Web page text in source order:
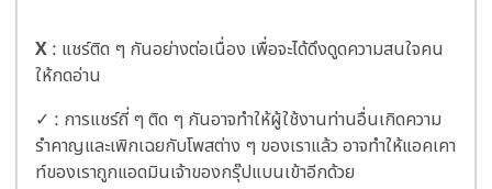
X : แชร์ติด ๆ กันอย่างต่อเนื่อง เพื่อจะได้ดึงดูดความสนใจคน
ให้กดอ่าน
✓ : การแชร์ถี่ ๆ ติด ๆ กันอาจทำให้ผู้ใช้งานท่านอื่นเกิดความ
รำคาญและเพิกเฉยกับโพสต่าง ๆ ของเราแล้ว อาจทำให้แอคเคา
ท์ของเราถูกแอดมินเจ้าของกรุ๊ปแบนเข้าอีกด้วย